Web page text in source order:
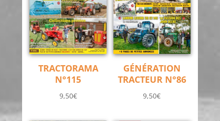
TRACTORAMA
N°115
9,50€
GÉNÉRATION
TRACTEUR N°86
9,50€